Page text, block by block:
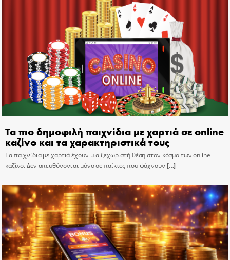
Τα πιο δημοφιλή παιχνίδια με χαρτιά σε online
καζίνο και τα χαρακτηριστικά τους
Τα παιχνίδια με χαρτιά έχουν μια ξεχωριστή θέση στον κόσμο των online
καζίνο. Δεν απευθύνονται μόνο σε παίκτες που ψάχνουν […]